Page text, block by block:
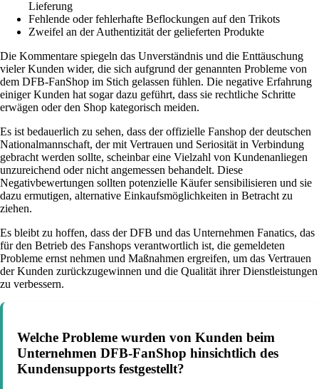
Lieferung
Fehlende oder fehlerhafte Beflockungen auf den Trikots
Zweifel an der Authentizität der gelieferten Produkte
Die Kommentare spiegeln das Unverständnis und die Enttäuschung
vieler Kunden wider, die sich aufgrund der genannten Probleme von
dem DFB-FanShop im Stich gelassen fühlen. Die negative Erfahrung
einiger Kunden hat sogar dazu geführt, dass sie rechtliche Schritte
erwägen oder den Shop kategorisch meiden.
Es ist bedauerlich zu sehen, dass der offizielle Fanshop der deutschen
Nationalmannschaft, der mit Vertrauen und Seriosität in Verbindung
gebracht werden sollte, scheinbar eine Vielzahl von Kundenanliegen
unzureichend oder nicht angemessen behandelt. Diese
Negativbewertungen sollten potenzielle Käufer sensibilisieren und sie
dazu ermutigen, alternative Einkaufsmöglichkeiten in Betracht zu
ziehen.
Es bleibt zu hoffen, dass der DFB und das Unternehmen Fanatics, das
für den Betrieb des Fanshops verantwortlich ist, die gemeldeten
Probleme ernst nehmen und Maßnahmen ergreifen, um das Vertrauen
der Kunden zurückzugewinnen und die Qualität ihrer Dienstleistungen
zu verbessern.
Welche Probleme wurden von Kunden beim
Unternehmen DFB-FanShop hinsichtlich des
Kundensupports festgestellt?